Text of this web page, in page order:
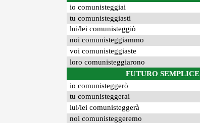
io comunisteggiai
tu comunisteggiasti
lui/lei comunisteggiò
noi comunisteggiammo
voi comunisteggiaste
loro comunisteggiarono
FUTURO SEMPLICE
io comunisteggerò
tu comunisteggerai
lui/lei comunisteggerà
noi comunisteggeremo